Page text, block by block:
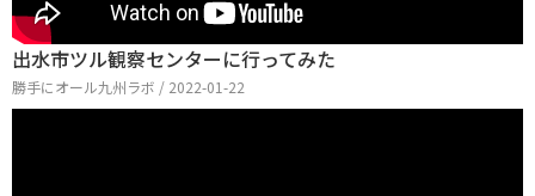
出水市ツル観察センターに行ってみた
勝手にオール九州ラボ / 2022-01-22